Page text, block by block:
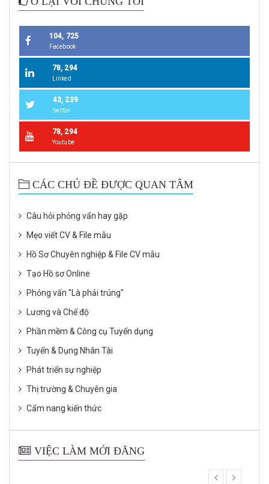
104, 725
Facebook
78, 294
Linked
43, 239
twitter
78, 294
Youtube
CÁC CHỦ ĐỀ ĐƯỢC QUAN TÂM
Câu hỏi phỏng vấn hay gặp
Mẹo viết CV & File mẫu
Hồ Sơ Chuyên nghiệp & File CV mẫu
Tạo Hồ sơ Online
Phỏng vấn "Là phải trúng"
Lương và Chế độ
Phần mềm & Công cụ Tuyển dụng
Tuyển & Dụng Nhân Tài
Phát triển sự nghiệp
Thị trường & Chuyên gia
Cẩm nang kiến thức
VIỆC LÀM MỚI ĐĂNG
prev